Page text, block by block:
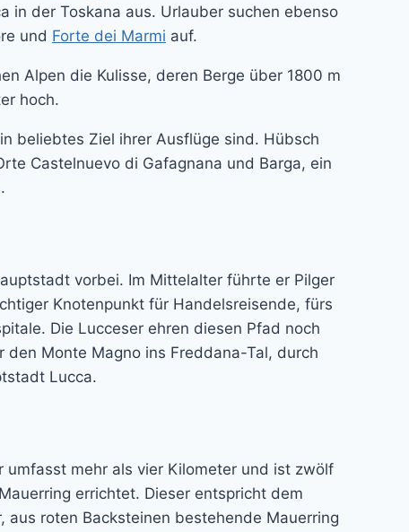
in der Toskana aus. Urlauber suchen ebenso
und Forte dei Marmi auf.
Alpen die Kulisse, deren Berge über 1800 m
hoch.
beliebtes Ziel ihrer Ausflüge sind. Hübsch
Castelnuevo di Gafagnana und Barga, ein
vorbei. Im Mittelalter führte er Pilger
Knotenpunkt für Handelsreisende, fürs
Die Lucceser ehren diesen Pfad noch
Monte Magno ins Freddana-Tal, durch
Lucca.
mehr als vier Kilometer und ist zwölf
errichtet. Dieser entspricht dem
roten Backsteinen bestehende Mauerring